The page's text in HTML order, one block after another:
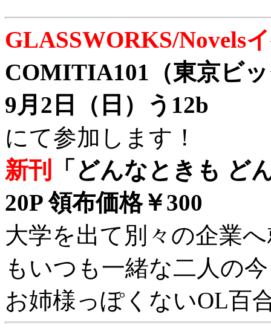
GLASSWORKS/Novels
COMITIA101（東京ビ
9月2日（日）う12b
にて参加します！
新刊
「どんなときも ど
20P 領布価格￥300
大学を出て別々の企業
もいつも一緒な二人の
お姉様っぽくないOL百